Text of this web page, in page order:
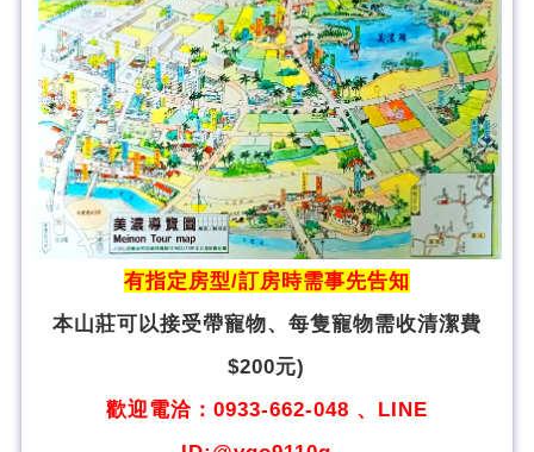
有指定房型/訂房時需事先告知
本山莊可以接受帶寵物、 每隻寵物需收清潔費
$200元)
歡迎電洽：0933-662-048 、LINE